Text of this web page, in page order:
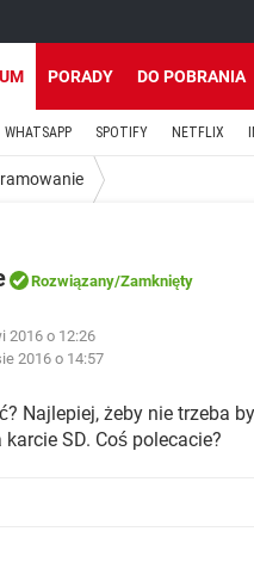
PORADY DO POBRANIA
WHATSAPP SPOTIFY NETFLIX
Rozwiązany/Zamknięty
2016 o 12:26
2016 o 14:57
Najlepiej, żeby nie trzeba
SD. Coś polecacie?